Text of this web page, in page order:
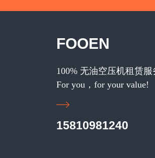
FOOEN
100% 无油空压机租赁服
For you，for your value!
15810981240